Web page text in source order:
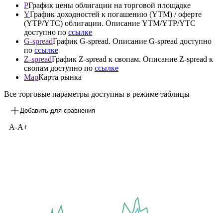
PГрафик цены облигации на торговой площадке
YГрафик доходностей к погашению (YTM) / оферте
(YTP/YTC) облигации. Описание YTM/YTP/YTC
доступно по ссылке
G-spreadГрафик G-spread. Описание G-spread доступно
по ссылке
Z-spreadГрафик Z-spread к свопам. Описание Z-spread к
свопам доступно по ссылке
MapКарта рынка
Все торговые параметры доступны в режиме таблицы
Добавить для сравнения